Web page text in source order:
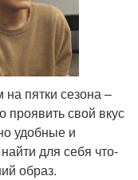
пятки сезона –
проявить свой вкус
удобные и
для себя что-
образ.